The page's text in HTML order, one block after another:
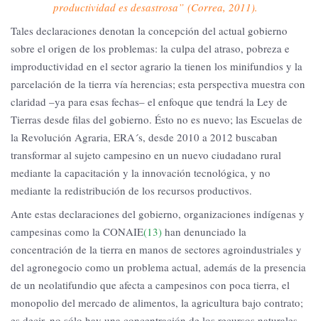
productividad es desastrosa” (Correa, 2011).
Tales declaraciones denotan la concepción del actual gobierno
sobre el origen de los problemas: la culpa del atraso, pobreza e
improductividad en el sector agrario la tienen los minifundios y la
parcelación de la tierra vía herencias; esta perspectiva muestra con
claridad –ya para esas fechas– el enfoque que tendrá la Ley de
Tierras desde filas del gobierno. Ésto no es nuevo; las Escuelas de
la Revolución Agraria, ERA´s, desde 2010 a 2012 buscaban
transformar al sujeto campesino en un nuevo ciudadano rural
mediante la capacitación y la innovación tecnológica, y no
mediante la redistribución de los recursos productivos.
Ante estas declaraciones del gobierno, organizaciones indígenas y
campesinas como la CONAIE(13) han denunciado la
concentración de la tierra en manos de sectores agroindustriales y
del agronegocio como un problema actual, además de la presencia
de un neolatifundio que afecta a campesinos con poca tierra, el
monopolio del mercado de alimentos, la agricultura bajo contrato;